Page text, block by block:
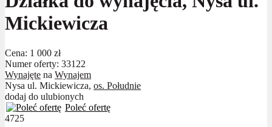
Mickiewicza
Cena: 1 000 zł
Numer oferty: 33122
Wynajęte na Wynajem
Nysa ul. Mickiewicza, os. Południe
dodaj do ulubionych
Poleć ofertę
4725